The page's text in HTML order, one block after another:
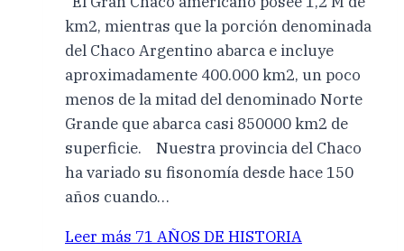
km2, mientras que la porción denominada
del Chaco Argentino abarca e incluye
aproximadamente 400.000 km2, un poco
menos de la mitad del denominado Norte
Grande que abarca casi 850000 km2 de
superficie. Nuestra provincia del Chaco
ha variado su fisonomía desde hace 150
años cuando…
Leer más 71 AÑOS DE HISTORIA